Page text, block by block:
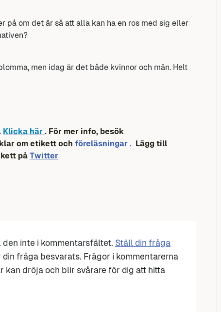
på om det är så att alla kan ha en ros med sig eller
men idag är det både kvinnor och män. Helt
Klicka här . För mer info, besök
om etikett och föreläsningar . Lägg till
på Twitter
inte i kommentarsfältet. Ställ din fråga
fråga besvarats. Frågor i kommentarerna
kan dröja och blir svårare för dig att hitta